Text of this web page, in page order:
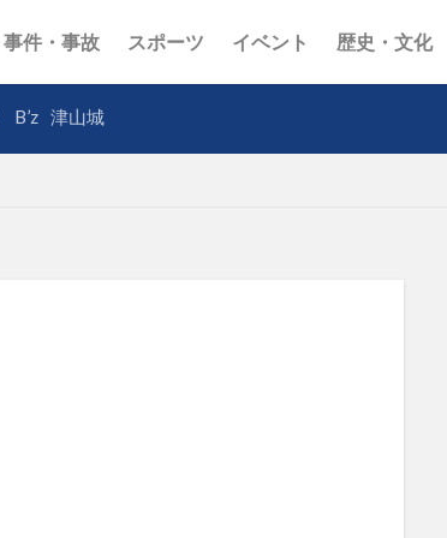
事件・事故 スポーツ イベント 歴史・文化
B’z 津山城